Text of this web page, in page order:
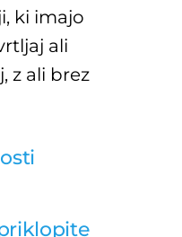
ki imajo
ali
z ali brez